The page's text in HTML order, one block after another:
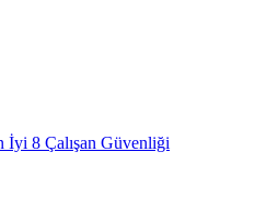
İyi 8 Çalışan Güvenliği